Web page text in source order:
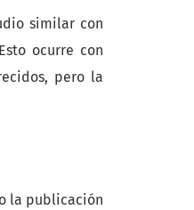
similar con
ocurre con
pero la
la publicación